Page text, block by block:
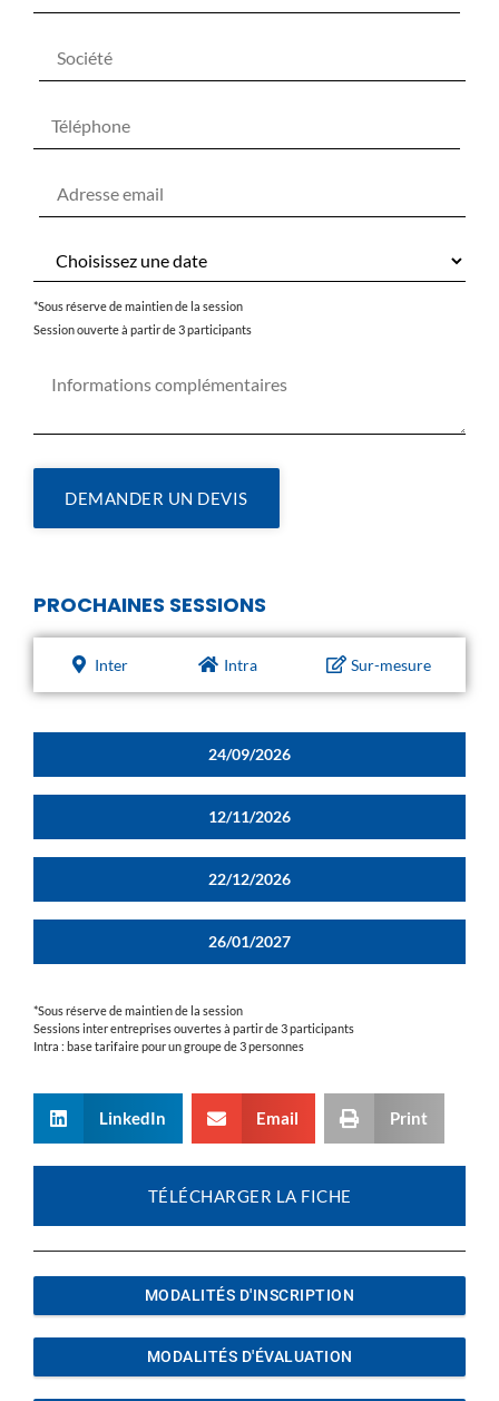
*Sous réserve de maintien de la session
Session ouverte à partir de 3 participants
DEMANDER UN DEVIS
PROCHAINES SESSIONS
Inter Intra Sur-mesure
24/09/2026
12/11/2026
22/12/2026
26/01/2027
*Sous réserve de maintien de la session
Sessions inter entreprises ouvertes à partir de 3 participants
Intra : base tarifaire pour un groupe de 3 personnes
LinkedIn Email Print
TÉLÉCHARGER LA FICHE
MODALITÉS D'INSCRIPTION
MODALITÉS D'ÉVALUATION